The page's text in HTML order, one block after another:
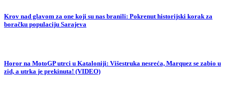
Krov nad glavom za one koji su nas branili: Pokrenut historijski korak za
boračku populaciju Sarajeva
Horor na MotoGP utrci u Kataloniji: Višestruka nesreća, Marquez se zabio u
zid, a utrka je prekinuta! (VIDEO)